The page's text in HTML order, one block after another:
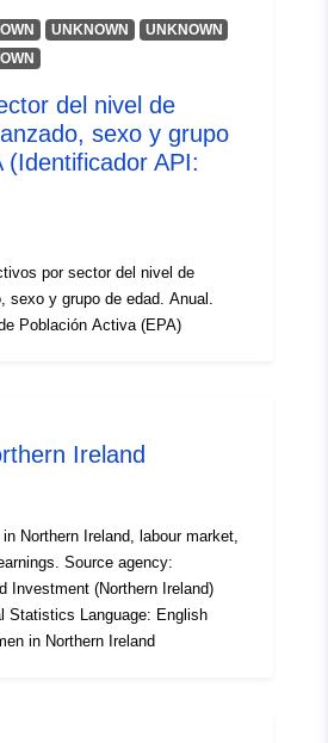
Coordenadas: [ [ 2.4165287,
48.95504761 ], [ 2.4165287,
2.50151205, 49.01398849 ],
[ 2.50151205, 48.95504761
], [ 2.4165287, 48.95504761
df381520f817
120066022-srv-bafa0f86-e7c2-
4c46-8094-b0450f0f3224
Recurso:
UNKNOWN
UNKNOWN
del nivel de
sexo y grupo
(Identificador API:
por sector del nivel de
sexo y grupo de edad. Anual.
Población Activa (EPA)
Ireland
Northern Ireland, labour market,
agency:
Investment (Northern Ireland)
English
in Northern Ireland